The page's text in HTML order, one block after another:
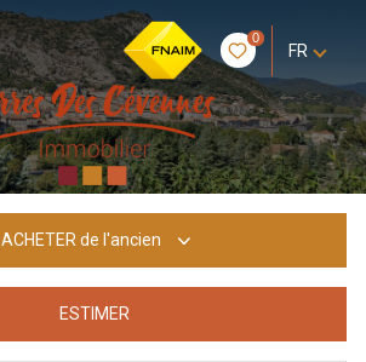
0
FR
ACHETER de l'ancien
ESTIMER